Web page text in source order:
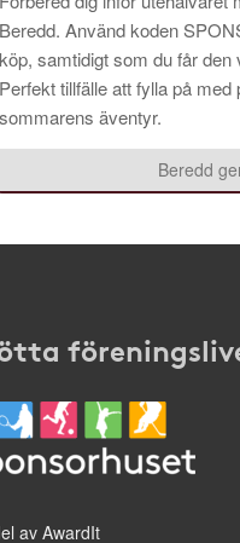
Beredd. Använd koden
köp, samtidigt som du får den
Perfekt tillfälle att fylla på
sommarens äventyr.
Beredd
av AwardIt